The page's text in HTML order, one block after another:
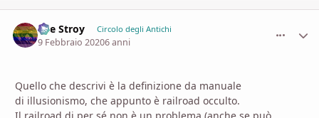
The Stroy Circolo degli Antichi
9 Febbraio 20206 anni
Quello che descrivi è la definizione da manuale
di illusionismo, che appunto è railroad occulto.
Il railroad di per sé non è un problema (anche se può